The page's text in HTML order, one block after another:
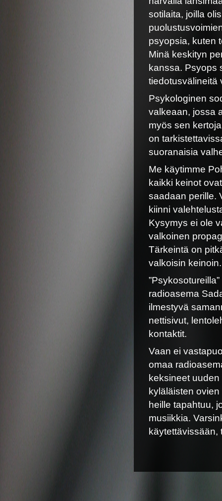
sotilaita, joilla
psyopsia, kuten
Minä keskityn
kanssa. Psyops
tiedotusvälineitä
Psykologinen
valkeaan, jossa
myös sen
on
suoranaisia
Me käytimme
kaikki keinot
saadaan perille.
kiinni
Kysymys ei ole
valkoinen
Tärkeintä on
valkoisin
radioasema
ilmestyvä
nettisivut,
kontaktit.
Vaan ei
omaa
keksineet
kyläläisten
heille tapahtuu,
musiikkia.
käytettävissään,